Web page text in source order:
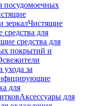
посудомоечных
зеркалЧистящие
средства для
средства для
покрытий и
ухода за
для
Аксессуары для